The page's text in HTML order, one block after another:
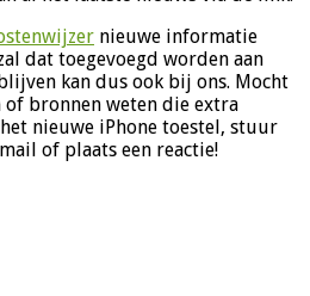
nieuwe informatie
dat toegevoegd worden aan
kan dus ook bij ons. Mocht
of bronnen weten die extra
nieuwe iPhone toestel, stuur
of plaats een reactie!